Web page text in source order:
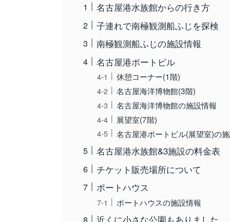
名古屋港水族館からの行き方
子連れで南極観測船ふじを探検
南極観測船ふじの施設情報
名古屋港ポートビル
休憩コーナー(1階)
名古屋海洋博物館(3階)
名古屋海洋博物館の施設情報
展望室(7階)
名古屋港ポートビル(展望室)の
名古屋港水族館&3施設の料金表
チケット販売場所について
ポートハウス
ポートハウスの施設情報
近くに小さな公園もありました